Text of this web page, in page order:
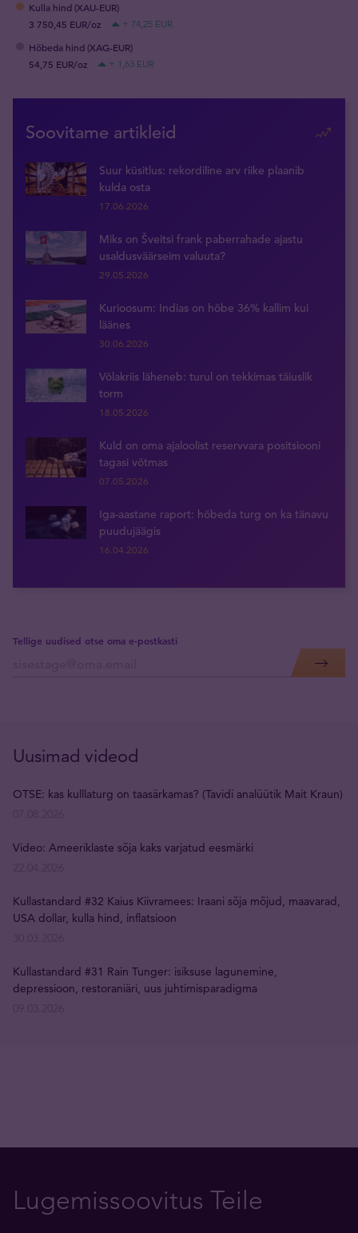
Kulla hind (XAU-EUR)
3 750,45 EUR/oz
+ 74,25 EUR
Hõbeda hind (XAG-EUR)
54,75 EUR/oz
+ 1,63 EUR
Soovitame artikleid
Suur küsitlus: rekordiline arv riike plaanib
kulda osta
17.06.2026
Miks on Šveitsi frank paberrahade ajastu
usaldusväärseim valuuta?
29.05.2026
Kurioosum: Indias on hõbe 36% kallim kui
läänes
30.06.2026
Võlakriis läheneb: turul on tekkimas täiuslik
torm
18.05.2026
Kuld on oma ajaloolist reservvara positsiooni
tagasi võtmas
07.05.2026
Iga-aastane raport: hõbeda turg on ka tänavu
puudujäägis
16.04.2026
Tellige uudised otse oma e-postkasti
Uusimad videod
OTSE: kas kulllaturg on taasärkamas? (Tavidi analüütik Mait Kraun)
Video: Ameeriklaste sõja kaks varjatud eesmärki
Kullastandard #32 Kaius Kiivramees: Iraani sõja mõjud, maavarad,
USA dollar, kulla hind, inflatsioon
Kullastandard #31 Rain Tunger: isiksuse lagunemine,
depressioon, restoraniäri, uus juhtimisparadigma
Lugemissoovitus Teile